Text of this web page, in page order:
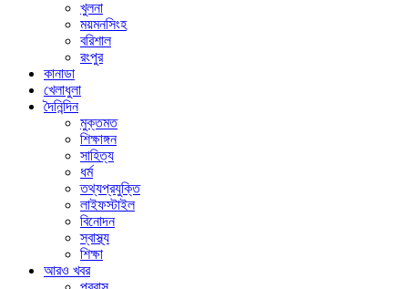
খুলনা
ময়মনসিংহ
বরিশাল
রংপুর
কানাডা
খেলাধুলা
দৈনিন্দিন
মুক্তমত
শিক্ষাঙ্গন
সাহিত্য
ধর্ম
তথ্যপ্রযুক্তি
লাইফস্টাইল
বিনোদন
স্বাস্থ্য
শিক্ষা
আরও খবর